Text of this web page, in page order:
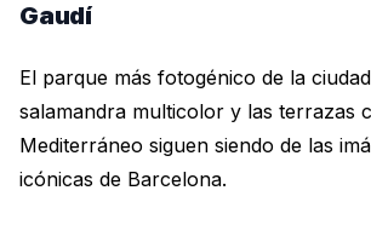
Gaudí
El parque más fotogénico de la
salamandra multicolor y las terrazas
Mediterráneo siguen siendo de las
icónicas de Barcelona.